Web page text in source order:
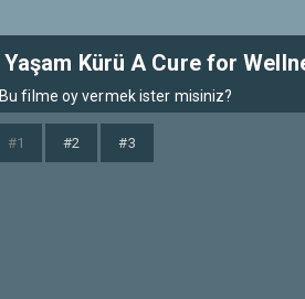
Yaşam Kürü A Cure for
Bu filme oy vermek ister misiniz?
#1 #2 #3